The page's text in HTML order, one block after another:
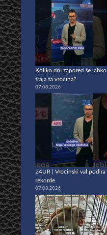
Koliko dni zapored še lahko
traja ta vročina?
07.08.2026
24UR | Vročinski val podira
rekorde.
07.08.2026